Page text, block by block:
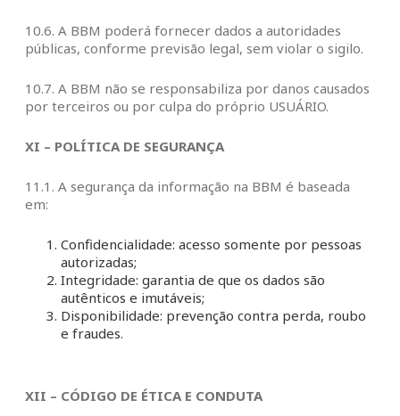
10.6. A BBM poderá fornecer dados a autoridades
públicas, conforme previsão legal, sem violar o sigilo.
10.7. A BBM não se responsabiliza por danos causados
por terceiros ou por culpa do próprio USUÁRIO.
XI – POLÍTICA DE SEGURANÇA
11.1. A segurança da informação na BBM é baseada
em:
Confidencialidade: acesso somente por pessoas
autorizadas;
Integridade: garantia de que os dados são
autênticos e imutáveis;
Disponibilidade: prevenção contra perda, roubo
e fraudes.
XII – CÓDIGO DE ÉTICA E CONDUTA